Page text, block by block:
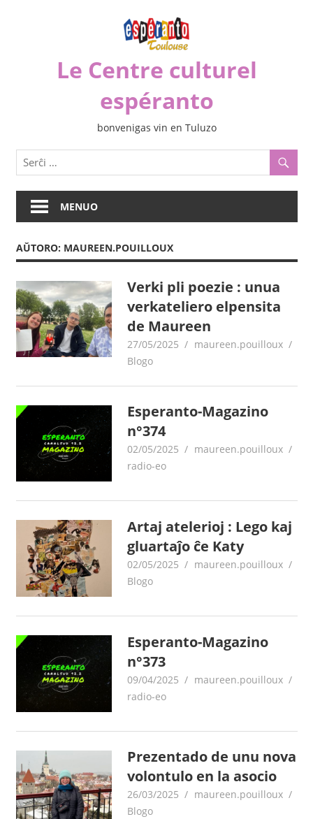
Le Centre culturel
espéranto
bonvenigas vin en Tuluzo
MENUO
AŬTORO: MAUREEN.POUILLOUX
Verki pli poezie : unua
verkateliero elpensita
de Maureen
27/05/2025
maureen.pouilloux
Blogo
Esperanto-Magazino
n°374
02/05/2025
maureen.pouilloux
radio-eo
Artaj atelerioj : Lego kaj
gluartaĵo ĉe Katy
02/05/2025
maureen.pouilloux
Blogo
Esperanto-Magazino
n°373
09/04/2025
maureen.pouilloux
radio-eo
Prezentado de unu nova
volontulo en la asocio
26/03/2025
maureen.pouilloux
Blogo